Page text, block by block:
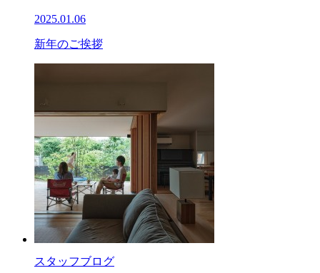
2025.01.06
新年のご挨拶
スタッフブログ